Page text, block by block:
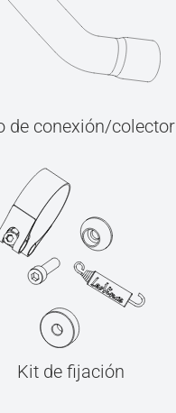
de conexión/colector
Kit de fijación